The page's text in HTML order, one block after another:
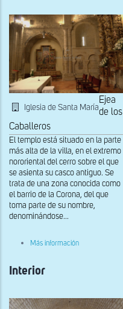
Iglesia de Santa María
Ejea
de los
Caballeros
El templo está situado en la parte
más alta de la villa, en el extremo
nororiental del cerro sobre el que
se asienta su casco antiguo. Se
trata de una zona conocida como
el barrio de la Corona, del que
toma parte de su nombre,
denominándose...
Más información
Interior